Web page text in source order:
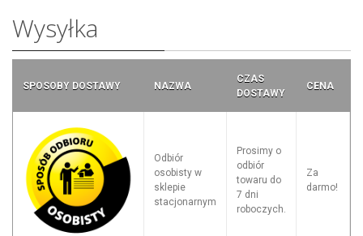
Wysyłka
SPOSOBY DOSTAWY NAZWA
CZAS
DOSTAWY
CENA
Odbiór
osobisty w
sklepie
stacjonarnym
Prosimy o
odbiór
towaru do
7 dni
roboczych.
Za
darmo!